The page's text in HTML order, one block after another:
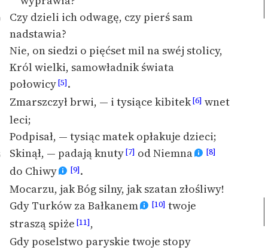
Czy dzieli ich odwagę, czy pierś sam
nadstawia?
Nie, on siedzi o pięćset mil na swéj stolicy,
Król wielki, samowładnik świata
połowicy[5].
Zmarszczył brwi, — i tysiące kibitek[6] wnet
leci;
Podpisał, — tysiąc matek opłakuje dzieci;
Skinął, — padają knuty[7] od Niemna [8]
do Chiwy [9].
Mocarzu, jak Bóg silny, jak szatan złośliwy!
Gdy Turków za Bałkanem
[10] twoje
straszą spiże [11],
Gdy poselstwo paryskie twoje stopy